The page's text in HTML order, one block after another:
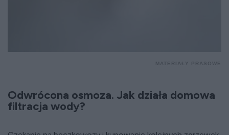
Odwrócona osmoza. Jak działa domowa
filtracja wody?